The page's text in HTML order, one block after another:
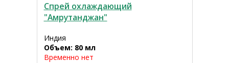
Спрей охлаждающий
"Амрутанджан"
Индия
Объем: 80 мл
Временно нет